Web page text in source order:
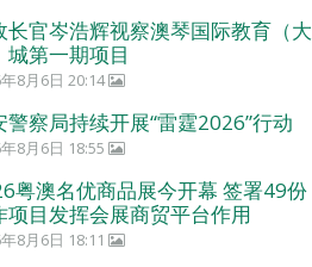
长官岑浩辉视察澳琴国际教育（大
城第一期项目
8月6日 20:14
警察局持续开展“雷霆2026”行动
8月6日 18:55
粤澳名优商品展今开幕 签署49份
项目发挥会展商贸平台作用
8月6日 18:11